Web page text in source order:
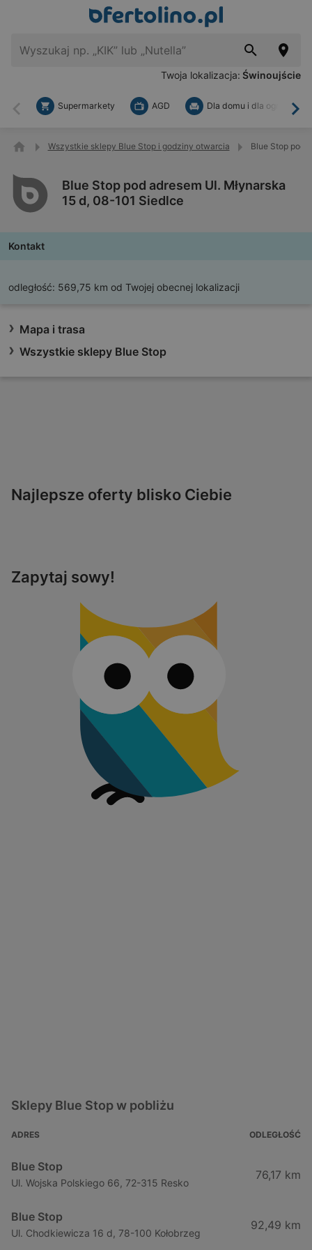
Twoja lokalizacja: Świnoujście
Wstecz
Supermarkety AGD Dla domu i dla ogrodu
Wszystkie sklepy Blue Stop i godziny otwarcia Blue Stop pod
Blue Stop pod adresem Ul. Młynarska
15 d, 08-101 Siedlce
Kontakt
odległość: 569,75 km od Twojej obecnej lokalizacji
Mapa i trasa
Wszystkie sklepy Blue Stop
Najlepsze oferty blisko Ciebie
Zapytaj sowy!
Sklepy Blue Stop w pobliżu
ADRES ODLEGŁOŚĆ
Blue Stop
Ul. Wojska Polskiego 66, 72-315 Resko
76,17 km
Blue Stop
Ul. Chodkiewicza 16 d, 78-100 Kołobrzeg
92,49 km